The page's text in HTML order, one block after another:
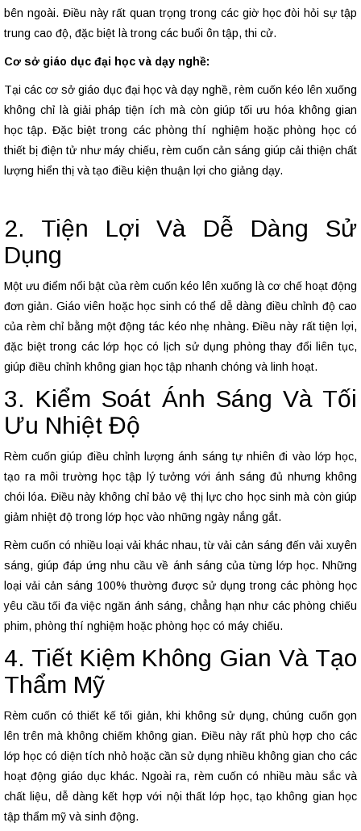
bên ngoài. Điều này rất quan trọng trong các giờ học đòi hỏi sự tập
trung cao độ, đặc biệt là trong các buổi ôn tập, thi cử.
Cơ sở giáo dục đại học và dạy nghề:
Tại các cơ sở giáo dục đại học và dạy nghề, rèm cuốn kéo lên xuống
không chỉ là giải pháp tiện ích mà còn giúp tối ưu hóa không gian
học tập. Đặc biệt trong các phòng thí nghiệm hoặc phòng học có
thiết bị điện tử như máy chiếu, rèm cuốn cản sáng giúp cải thiện chất
lượng hiển thị và tạo điều kiện thuận lợi cho giảng dạy.
2. Tiện Lợi Và Dễ Dàng Sử
Dụng
Một ưu điểm nổi bật của rèm cuốn kéo lên xuống là cơ chế hoạt động
đơn giản. Giáo viên hoặc học sinh có thể dễ dàng điều chỉnh độ cao
của rèm chỉ bằng một động tác kéo nhẹ nhàng. Điều này rất tiện lợi,
đặc biệt trong các lớp học có lịch sử dụng phòng thay đổi liên tục,
giúp điều chỉnh không gian học tập nhanh chóng và linh hoạt.
3. Kiểm Soát Ánh Sáng Và Tối
Ưu Nhiệt Độ
Rèm cuốn giúp điều chỉnh lượng ánh sáng tự nhiên đi vào lớp học,
tạo ra môi trường học tập lý tưởng với ánh sáng đủ nhưng không
chói lóa. Điều này không chỉ bảo vệ thị lực cho học sinh mà còn giúp
giảm nhiệt độ trong lớp học vào những ngày nắng gắt.
Rèm cuốn có nhiều loại vải khác nhau, từ vải cản sáng đến vải xuyên
sáng, giúp đáp ứng nhu cầu về ánh sáng của từng lớp học. Những
loại vải cản sáng 100% thường được sử dụng trong các phòng học
yêu cầu tối đa việc ngăn ánh sáng, chẳng hạn như các phòng chiếu
phim, phòng thí nghiệm hoặc phòng học có máy chiếu.
4. Tiết Kiệm Không Gian Và Tạo
Thẩm Mỹ
Rèm cuốn có thiết kế tối giản, khi không sử dụng, chúng cuốn gọn
lên trên mà không chiếm không gian. Điều này rất phù hợp cho các
lớp học có diện tích nhỏ hoặc cần sử dụng nhiều không gian cho các
hoạt động giáo dục khác. Ngoài ra, rèm cuốn có nhiều màu sắc và
chất liệu, dễ dàng kết hợp với nội thất lớp học, tạo không gian học
tập thẩm mỹ và sinh động.